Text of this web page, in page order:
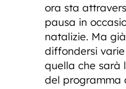
ora sta
pausa in
natalizie. Ma
diffondersi
quella che sarà
del programma